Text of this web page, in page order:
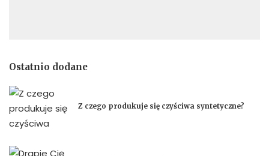
Ostatnio dodane
Z czego produkuje się czyściwa syntetyczne?